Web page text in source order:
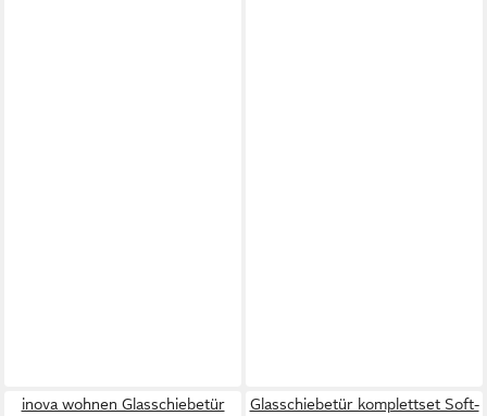
inova wohnen Glasschiebetür
Glasschiebetür komplettset Soft-